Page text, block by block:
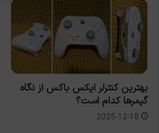
بهترین کنترلر ایکس باکس از نگاه
گیمرها کدام است؟
2025-12-18